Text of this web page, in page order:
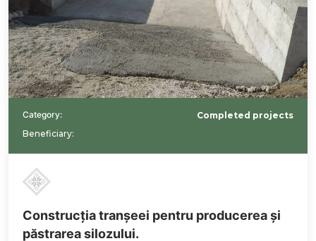
Category:
Completed projects
Beneficiary:
Construcția tranșeei pentru producerea și
păstrarea silozului.